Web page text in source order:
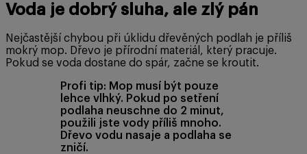
Voda je dobrý sluha, ale zlý pán
Nejčastější chybou při úklidu dřevěných podlah je příliš
mokrý mop. Dřevo je přírodní materiál, který pracuje.
Pokud se voda dostane do spár, začne se kroutit.
Profi tip: Mop musí být pouze
lehce vlhký. Pokud po setření
podlaha neuschne do 2 minut,
použili jste vody příliš mnoho.
Dřevo vodu nasaje a podlaha se
zničí.